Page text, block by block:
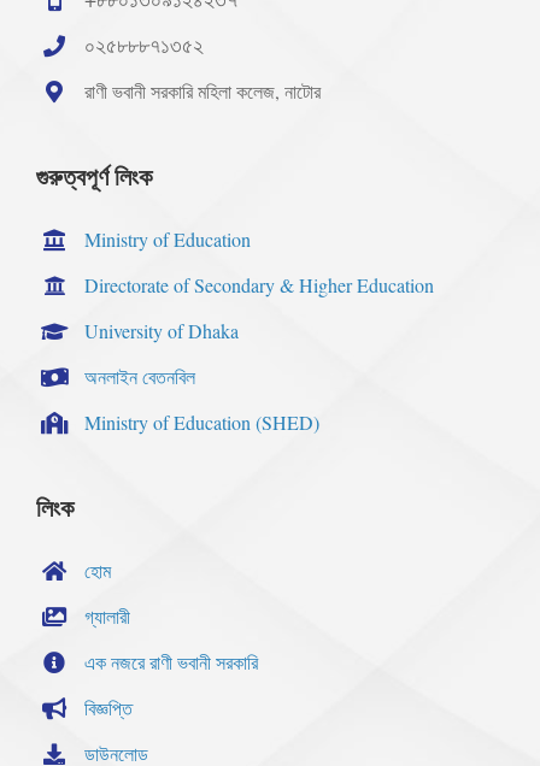
০২৫৮৮৮৭১৩৫২
রাণী ভবানী সরকারি মহিলা কলেজ, নাটোর
গুরুত্বপূর্ণ লিংক
Ministry of Education
Directorate of Secondary & Higher Education
University of Dhaka
অনলাইন বেতনবিল
Ministry of Education (SHED)
লিংক
হোম
গ্যালারী
এক নজরে রাণী ভবানী সরকারি
বিজ্ঞপ্তি
ডাউনলোড